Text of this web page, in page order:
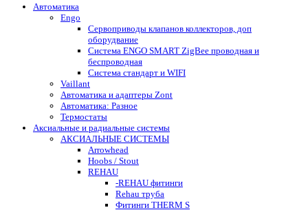
Автоматика
Engo
Сервоприводы клапанов коллекторов, доп
оборудвание
Система ENGO SMART ZigBee проводная и
беспроводная
Система стандарт и WIFI
Vaillant
Автоматика и адаптеры Zont
Автоматика: Разное
Термостаты
Аксиальные и радиальные системы
АКСИАЛЬНЫЕ СИСТЕМЫ
Arrowhead
Hoobs / Stout
REHAU
-REHAU фитинги
Rehau труба
Фитинги THERM S